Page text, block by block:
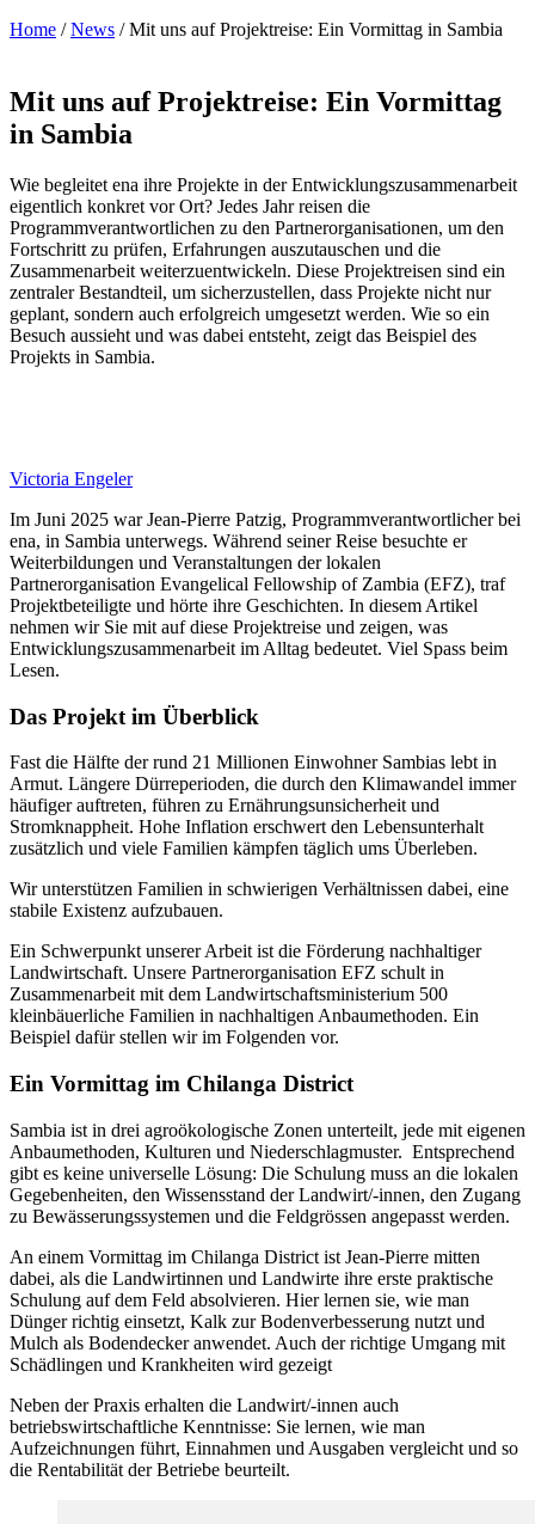
Home /News /Mit uns auf Projektreise: Ein Vormittag in Sambia
Mit uns auf Projektreise: Ein Vormittag
in Sambia
Wie begleitet ena ihre Projekte in der Entwicklungszusammenarbeit
eigentlich konkret vor Ort? Jedes Jahr reisen die
Programmverantwortlichen zu den Partnerorganisationen, um den
Fortschritt zu prüfen, Erfahrungen auszutauschen und die
Zusammenarbeit weiterzuentwickeln. Diese Projektreisen sind ein
zentraler Bestandteil, um sicherzustellen, dass Projekte nicht nur
geplant, sondern auch erfolgreich umgesetzt werden. Wie so ein
Besuch aussieht und was dabei entsteht, zeigt das Beispiel des
Projekts in Sambia.
Victoria Engeler
Im Juni 2025 war Jean-Pierre Patzig, Programmverantwortlicher bei
ena, in Sambia unterwegs. Während seiner Reise besuchte er
Weiterbildungen und Veranstaltungen der lokalen
Partnerorganisation Evangelical Fellowship of Zambia (EFZ), traf
Projektbeteiligte und hörte ihre Geschichten. In diesem Artikel
nehmen wir Sie mit auf diese Projektreise und zeigen, was
Entwicklungszusammenarbeit im Alltag bedeutet. Viel Spass beim
Lesen.
Das Projekt im Überblick
Fast die Hälfte der rund 21 Millionen Einwohner Sambias lebt in
Armut. Längere Dürreperioden, die durch den Klimawandel immer
häufiger auftreten, führen zu Ernährungsunsicherheit und
Stromknappheit. Hohe Inflation erschwert den Lebensunterhalt
zusätzlich und viele Familien kämpfen täglich ums Überleben.
Wir unterstützen Familien in schwierigen Verhältnissen dabei, eine
stabile Existenz aufzubauen.
Ein Schwerpunkt unserer Arbeit ist die Förderung nachhaltiger
Landwirtschaft. Unsere Partnerorganisation EFZ schult in
Zusammenarbeit mit dem Landwirtschaftsministerium 500
kleinbäuerliche Familien in nachhaltigen Anbaumethoden. Ein
Beispiel dafür stellen wir im Folgenden vor.
Ein Vormittag im Chilanga District
Sambia ist in drei agroökologische Zonen unterteilt, jede mit eigenen
Anbaumethoden, Kulturen und Niederschlagmuster. Entsprechend
gibt es keine universelle Lösung: Die Schulung muss an die lokalen
Gegebenheiten, den Wissensstand der Landwirt/-innen, den Zugang
zu Bewässerungssystemen und die Feldgrössen angepasst werden.
An einem Vormittag im Chilanga District ist Jean-Pierre mitten
dabei, als die Landwirtinnen und Landwirte ihre erste praktische
Schulung auf dem Feld absolvieren. Hier lernen sie, wie man
Dünger richtig einsetzt, Kalk zur Bodenverbesserung nutzt und
Mulch als Bodendecker anwendet. Auch der richtige Umgang mit
Schädlingen und Krankheiten wird gezeigt
Neben der Praxis erhalten die Landwirt/-innen auch
betriebswirtschaftliche Kenntnisse: Sie lernen, wie man
Aufzeichnungen führt, Einnahmen und Ausgaben vergleicht und so
die Rentabilität der Betriebe beurteilt.